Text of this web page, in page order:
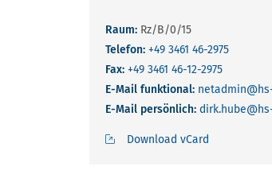
Raum: Rz/B/0/15
Telefon: +49 3461 46-2975
Fax: +49 3461 46-12-2975
E-Mail funktional: netadmin
E-Mail persönlich: dirk.hube
Download vCard